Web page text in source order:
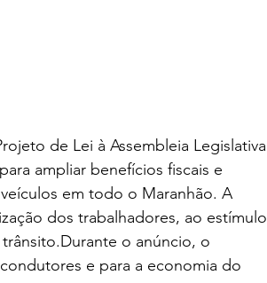
de Lei à Assembleia Legislativa
ampliar benefícios fiscais e
em todo o Maranhão. A
dos trabalhadores, ao estímulo
o anúncio, o
e para a economia do